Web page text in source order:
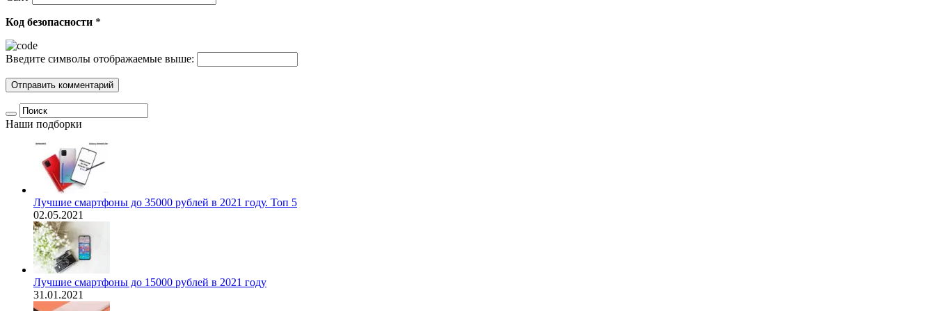
Код безопасности *
Введите символы отображаемые выше:
Наши подборки
Лучшие смартфоны до 35000 рублей в 2021 году. Топ 5
02.05.2021
Лучшие смартфоны до 15000 рублей в 2021 году
31.01.2021